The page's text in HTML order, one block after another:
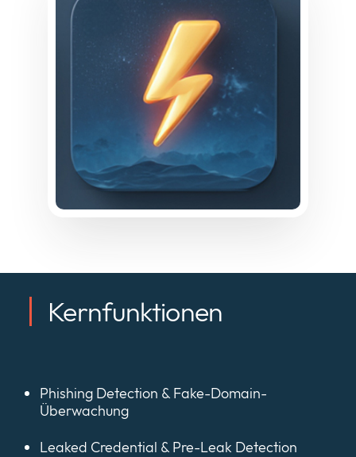
Kernfunktionen
Phishing Detection & Fake-Domain-
Überwachung
Leaked Credential & Pre-Leak Detection